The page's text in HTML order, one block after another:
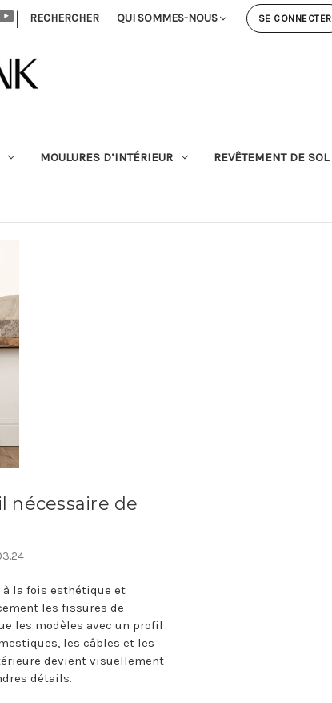
principal
| RECHERCHER QUI SOMMES-NOUS SE CONNECTER
MOULURES D’INTÉRIEUR REVÊTEMENT DE SOL
nécessaire de
la fois esthétique et
les fissures de
les modèles avec un profil
les câbles et les
devient visuellement
détails.